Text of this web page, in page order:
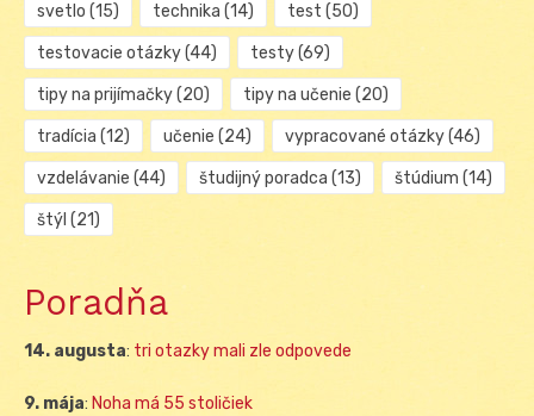
svetlo (15) technika (14) test (50)
testovacie otázky(44) testy(69)
tipy na prijímačky(20) tipy na učenie (20)
tradícia (12) učenie (24) vypracované otázky(46)
vzdelávanie (44) študijný poradca (13) štúdium (14)
štýl (21)
Poradňa
14. augusta: tri otazky mali zle odpovede
9. mája: Noha má 55 stoličiek